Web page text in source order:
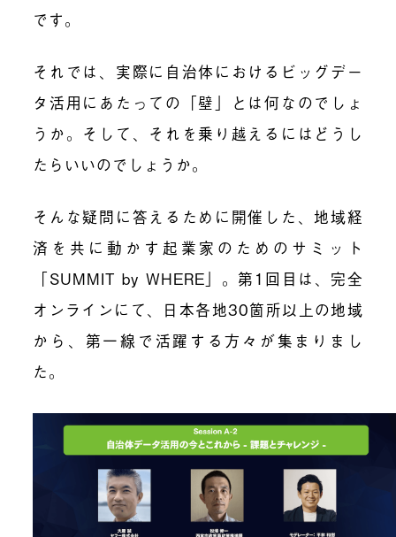
です。
それでは、実際に自治体におけるビッグデー
タ活用にあたっての「壁」とは何なのでしょ
うか。そして、それを乗り越えるにはどうし
たらいいのでしょうか。
そんな疑問に答えるために開催した、地域経
済を共に動かす起業家のためのサミット
「SUMMIT by WHERE」。第1回目は、完全
オンラインにて、日本各地30箇所以上の地域
から、第一線で活躍する方々が集まりまし
た。